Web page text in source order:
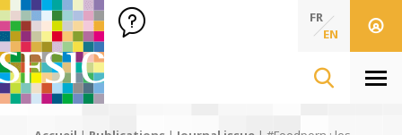
SFSIC Société Française des Sciences de l'Information & de
Société Française des Sciences de
FR
EN